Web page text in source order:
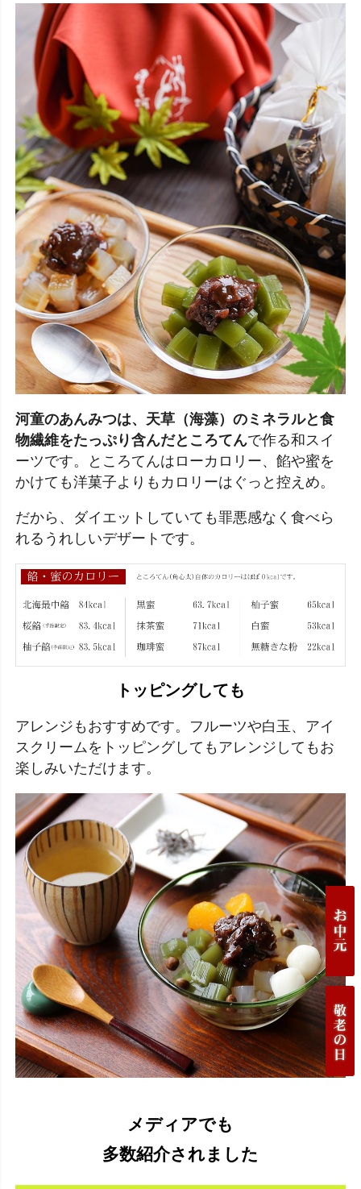
河童のあんみつは、天草（海藻）のミネラルと食
物繊維をたっぷり含んだところてんで作る和スイ
ーツです。ところてんはローカロリー、餡や蜜を
かけても洋菓子よりもカロリーはぐっと控えめ。
だから、ダイエットしていても罪悪感なく食べら
れるうれしいデザートです。
トッピングしても
アレンジもおすすめです。フルーツや白玉、アイ
スクリームをトッピングしてもアレンジしてもお
楽しみいただけます。
メディアでも
多数紹介されました